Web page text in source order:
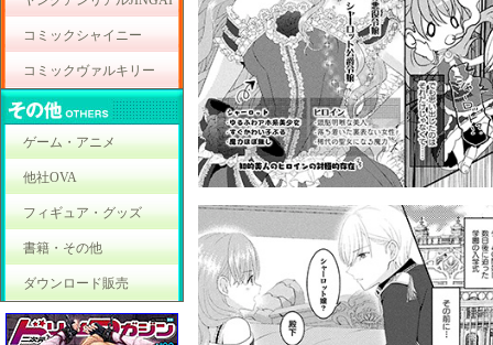
コミックシャイニー
コミックヴァルキリー
ゲーム・アニメ
他社OVA
フィギュア・グッズ
書籍・その他
ダウンロード販売